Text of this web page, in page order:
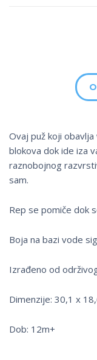
Ovaj puž koji
blokova dok ide iza
raznobojnog
sam.
Rep se pomiče dok
Boja na bazi vode
Izrađeno od
Dimenzije: 30,1 x
Dob: 12m+